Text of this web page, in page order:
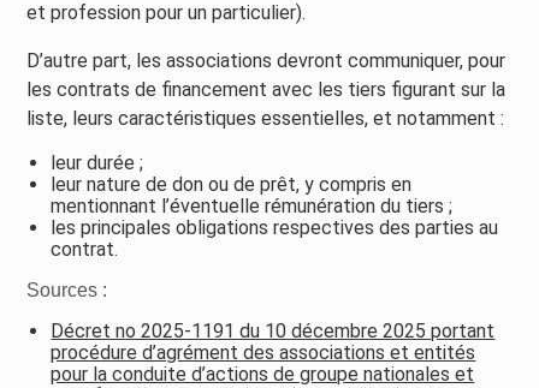
et profession pour un particulier).
D’autre part, les associations devront communiquer, pour
les contrats de financement avec les tiers figurant sur la
liste, leurs caractéristiques essentielles, et notamment :
leur durée ;
leur nature de don ou de prêt, y compris en
mentionnant l’éventuelle rémunération du tiers ;
les principales obligations respectives des parties au
contrat.
Sources :
Décret no 2025-1191 du 10 décembre 2025 portant
procédure d’agrément des associations et entités
pour la conduite d’actions de groupe nationales et